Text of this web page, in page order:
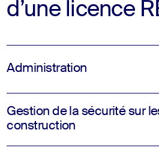
d’une licence
Administration
Gestion de la sécurité sur
construction